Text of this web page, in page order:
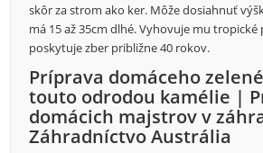
skôr za strom ako ker. Môže dosiahnuť
má 15 až 35cm dlhé. Vyhovuje mu tropické
poskytuje zber približne 40 rokov.
Príprava domáceho
touto odrodou kamélie |
domácich majstrov v
Záhradníctvo Austrália